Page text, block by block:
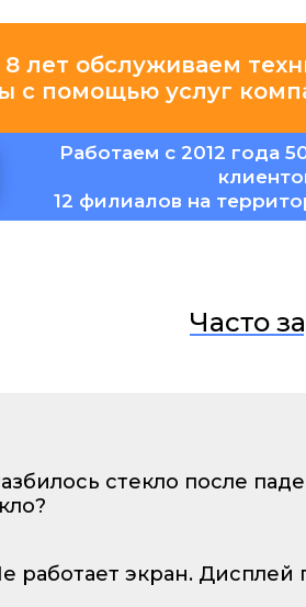
лет обслуживаем
с помощью услуг
Работаем с 2012 года
12 филиалов на
Часто
стекло после
работает экран.